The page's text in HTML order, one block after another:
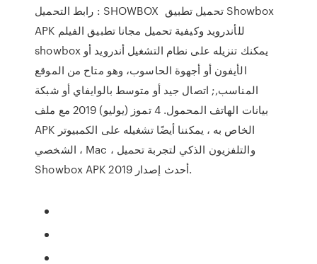
رابط التحميل : SHOWBOX تحميل تطبيق Showbox
APK للأندرويد وكيفية تحميل مجانا تطبيق الفيلم
showbox يمكنك تنزيله على نطام التشغيل أندرويد أو
الأيفون أو أجهوة الحاسوب، وهو متاح من الموقع
المناسب,; اتصال جيد أو متوسط بالوايفاي أو شبكة
بيانات الهاتف المحمول. 4 تموز (يوليو) 2019 مع ملف
APK الخاص به ، يمكننا أيضًا تشغيله على الكمبيوتر
الشخصي ، Mac ، والتلفزيون الذكي لتجربة تحميل
Showbox APK 2019 أحدث إصدار.